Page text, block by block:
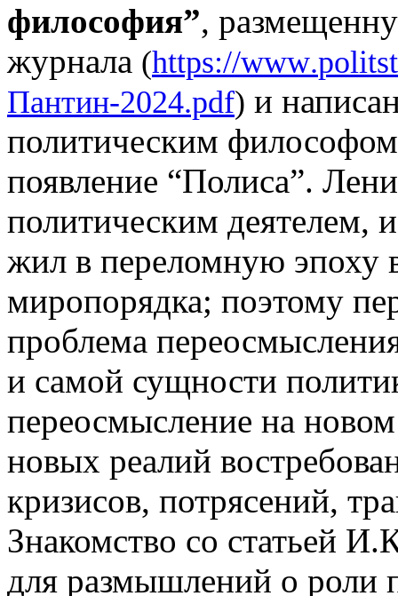
философия”,
журнала (https://www.
Пантин-2024.pdf) и
политическим
появление “Полиса”.
политическим деятелем,
жил в переломную эпоху
миропорядка; поэтому
проблема
и самой сущности
переосмысление на
новых реалий
кризисов, потрясений,
Знакомство со статьей
для размышлений о роли